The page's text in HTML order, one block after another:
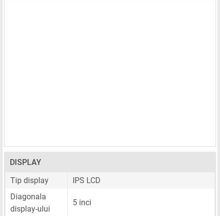
DISPLAY
Tip display
IPS LCD
Diagonala
display-ului
5 inci